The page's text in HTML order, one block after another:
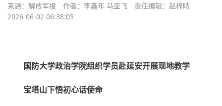
来源：解放军报 作者：李鑫年 马亚飞
责任编辑：赵梓晴
2026-06-02 06:38:05
国防大学政治学院组织学员赴延安开展现地教学
宝塔山下悟初心话使命